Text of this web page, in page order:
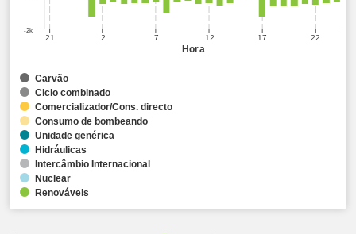
Hora
21 2 7 12 17 22
-2k
Carvão
Ciclo combinado
Comercializador/Cons. directo
Consumo de bombeando
Unidade genérica
Hidráulicas
Intercâmbio Internacional
Nuclear
Renováveis